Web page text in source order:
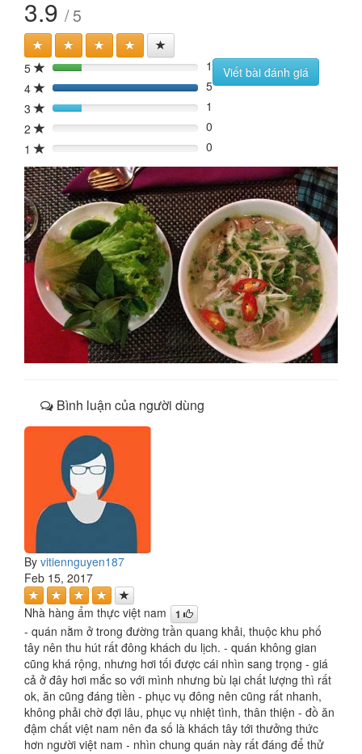
3.9 / 5
5 20%
1
4
100%
5
3
20%
1
2
0%
0
1
0% 0
Viết bài đánh giá
Bình luận của người dùng
By vitiennguyen187
Feb 15, 2017
Nhà hàng ẩm thực việt nam 1
- quán nằm ở trong đường trần quang khải, thuộc khu phố
tây nên thu hút rất đông khách du lịch. - quán không gian
cũng khá rộng, nhưng hơi tối được cái nhìn sang trọng - giá
cả ở đây hơi mắc so với mình nhưng bù lại chất lượng thì rất
ok, ăn cũng đáng tiền - phục vụ đông nên cũng rất nhanh,
không phải chờ đợi lâu, phục vụ nhiệt tình, thân thiện - đồ ăn
đậm chất việt nam nên đa số là khách tây tới thưởng thức
hơn người việt nam - nhìn chung quán này rất đáng để thử